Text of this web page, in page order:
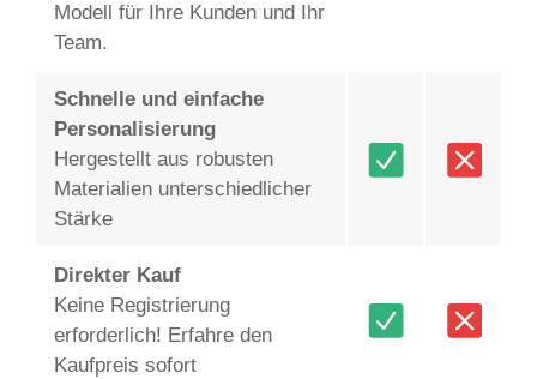
Modell für Ihre Kunden und Ihr
Team.
Schnelle und einfache
Personalisierung
Hergestellt aus robusten
Materialien unterschiedlicher
Stärke
Direkter Kauf
Keine Registrierung
erforderlich! Erfahre den
Kaufpreis sofort